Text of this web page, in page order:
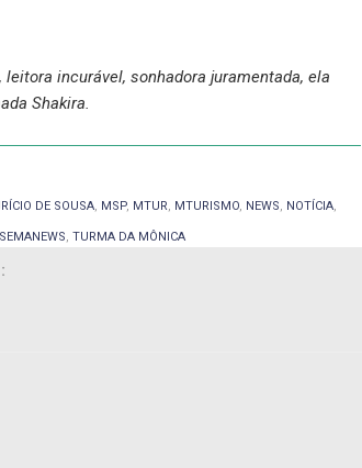
incurável, sonhadora juramentada, ela
Shakira.
DE SOUSA, MSP, MTUR, MTURISMO, NEWS, NOTÍCIA,
SEMANEWS, TURMA DA MÔNICA